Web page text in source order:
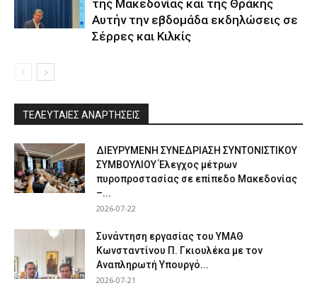
της Μακεδονίας και της Θράκης
Αυτήν την εβδομάδα εκδηλώσεις σε
Σέρρες και Κιλκίς
ΤΕΛΕΥΤΑΙΕΣ ΑΝΑΡΤΗΣΕΙΣ
ΔΙΕΥΡΥΜΕΝΗ ΣΥΝΕΔΡΙΑΣΗ ΣΥΝΤΟΝΙΣΤΙΚΟΥ
ΣΥΜΒΟΥΛΙΟΥ Έλεγχος μέτρων
πυροπροστασίας σε επίπεδο Μακεδονίας
–...
2026-07-22
Συνάντηση εργασίας του ΥΜΑΘ
Κωνσταντίνου Π. Γκιουλέκα με τον
Αναπληρωτή Υπουργό...
2026-07-21